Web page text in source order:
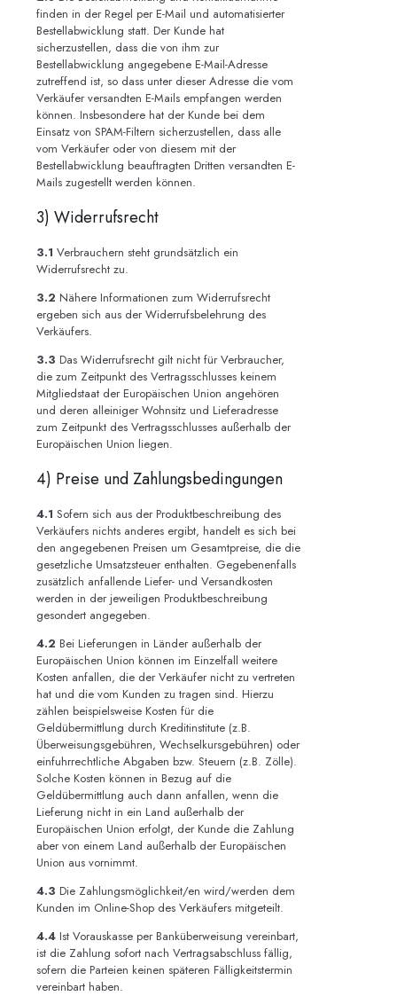
finden in der Regel per E-Mail und automatisierter
Bestellabwicklung statt. Der Kunde hat
sicherzustellen, dass die von ihm zur
Bestellabwicklung angegebene E-Mail-Adresse
zutreffend ist, so dass unter dieser Adresse die vom
Verkäufer versandten E-Mails empfangen werden
können. Insbesondere hat der Kunde bei dem
Einsatz von SPAM-Filtern sicherzustellen, dass alle
vom Verkäufer oder von diesem mit der
Bestellabwicklung beauftragten Dritten versandten E-
Mails zugestellt werden können.
3) Widerrufsrecht
3.1 Verbrauchern steht grundsätzlich ein
Widerrufsrecht zu.
3.2 Nähere Informationen zum Widerrufsrecht
ergeben sich aus der Widerrufsbelehrung des
Verkäufers.
3.3 Das Widerrufsrecht gilt nicht für Verbraucher,
die zum Zeitpunkt des Vertragsschlusses keinem
Mitgliedstaat der Europäischen Union angehören
und deren alleiniger Wohnsitz und Lieferadresse
zum Zeitpunkt des Vertragsschlusses außerhalb der
Europäischen Union liegen.
4) Preise und Zahlungsbedingungen
4.1 Sofern sich aus der Produktbeschreibung des
Verkäufers nichts anderes ergibt, handelt es sich bei
den angegebenen Preisen um Gesamtpreise, die die
gesetzliche Umsatzsteuer enthalten. Gegebenenfalls
zusätzlich anfallende Liefer- und Versandkosten
werden in der jeweiligen Produktbeschreibung
gesondert angegeben.
4.2 Bei Lieferungen in Länder außerhalb der
Europäischen Union können im Einzelfall weitere
Kosten anfallen, die der Verkäufer nicht zu vertreten
hat und die vom Kunden zu tragen sind. Hierzu
zählen beispielsweise Kosten für die
Geldübermittlung durch Kreditinstitute (z.B.
Überweisungsgebühren, Wechselkursgebühren) oder
einfuhrrechtliche Abgaben bzw. Steuern (z.B. Zölle).
Solche Kosten können in Bezug auf die
Geldübermittlung auch dann anfallen, wenn die
Lieferung nicht in ein Land außerhalb der
Europäischen Union erfolgt, der Kunde die Zahlung
aber von einem Land außerhalb der Europäischen
Union aus vornimmt.
4.3 Die Zahlungsmöglichkeit/en wird/werden dem
Kunden im Online-Shop des Verkäufers mitgeteilt.
4.4 Ist Vorauskasse per Banküberweisung vereinbart,
ist die Zahlung sofort nach Vertragsabschluss fällig,
sofern die Parteien keinen späteren Fälligkeitstermin
vereinbart haben.